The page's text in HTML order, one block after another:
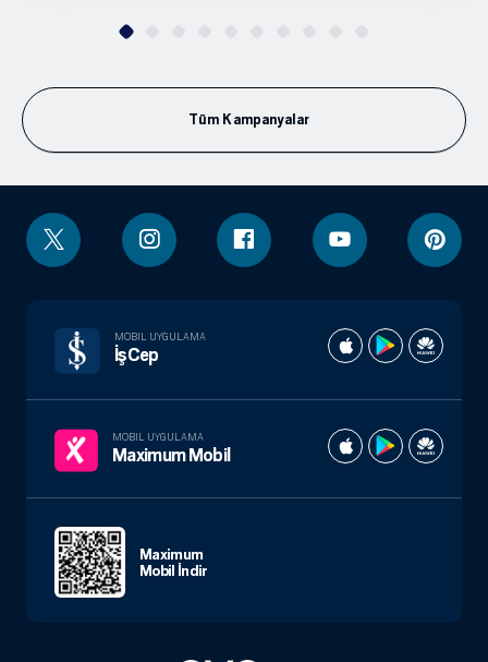
Tüm Kampanyalar
MOBIL UYGULAMA
İşCep
MOBIL UYGULAMA
Maximum Mobil
Maximum
Mobil İndir